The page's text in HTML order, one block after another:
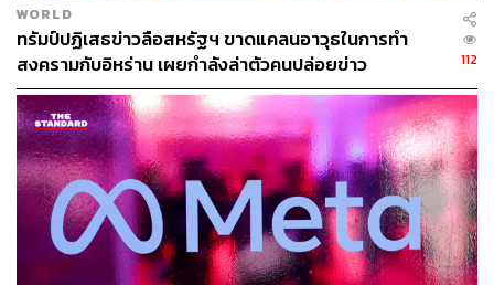
สามารถติดตาม THE STANDARD WEALTH
ผ่านแอปพลิเคชันต่างๆ ที่คุณสะดวกหรือใช้งานอยู่แล้วได้เลย
TAGS: USA ตราสารหนี้ พันธบัตร
ตลาดตราสารหนี้
ตลาดพันธบัตร
WORLD
ทรัมป์ปฏิเสธข่าวลือสหรัฐฯ ขาดแคลนอาวุธในการทำ
สงครามกับอิหร่าน เผยกำลังล่าตัวคนปล่อยข่าว
112